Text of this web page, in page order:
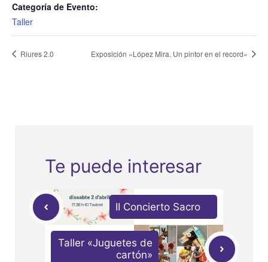
Categoría de Evento:
Taller
Riures 2.0 Exposición «López Mira. Un pintor en el record»
Te puede interesar
II Concierto Sacro
Taller «Juguetes de
cartón»